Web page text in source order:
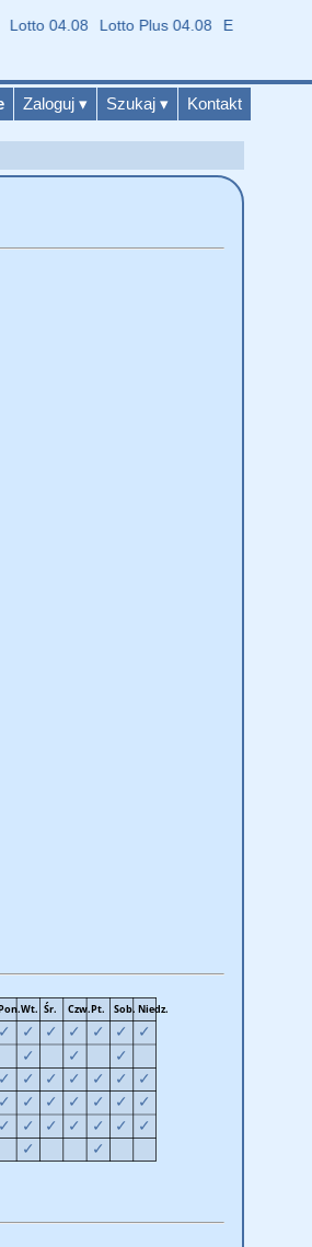
Zaloguj ▾ Szukaj ▾ Kontakt
04.08 Lotto Plus 04.08 Eurojackpot